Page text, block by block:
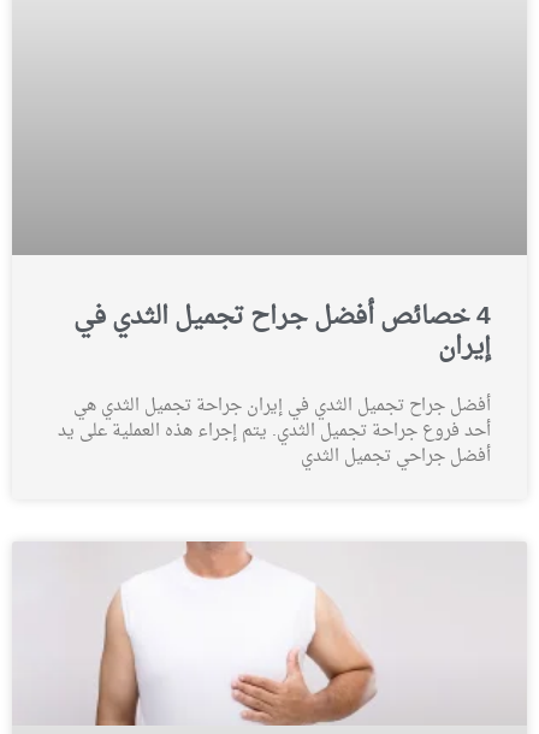
4 خصائص أفضل جراح تجميل الثدي في
إيران
أفضل جراح تجميل الثدي في إيران جراحة تجميل الثدي هي
أحد فروع جراحة تجميل الثدي. يتم إجراء هذه العملية على يد
أفضل جراحي تجميل الثدي